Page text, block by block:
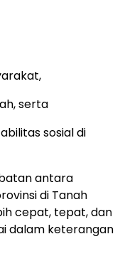
serta
sosial di
antara
di Tanah
cepat, tepat, dan
dalam keterangan